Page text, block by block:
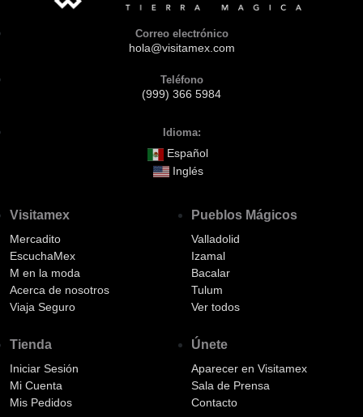
Correo electrónico
hola@visitamex.com
Teléfono
(999) 366 5984
Idioma:
Español
Inglés
Visitamex
Mercadito
EscuchaMex
M en la moda
Acerca de nosotros
Viaja Seguro
Tienda
Iniciar Sesión
Mi Cuenta
Mis Pedidos
Pueblos Mágicos
Valladolid
Izamal
Bacalar
Tulum
Ver todos
Únete
Aparecer en Visitamex
Sala de Prensa
Contacto